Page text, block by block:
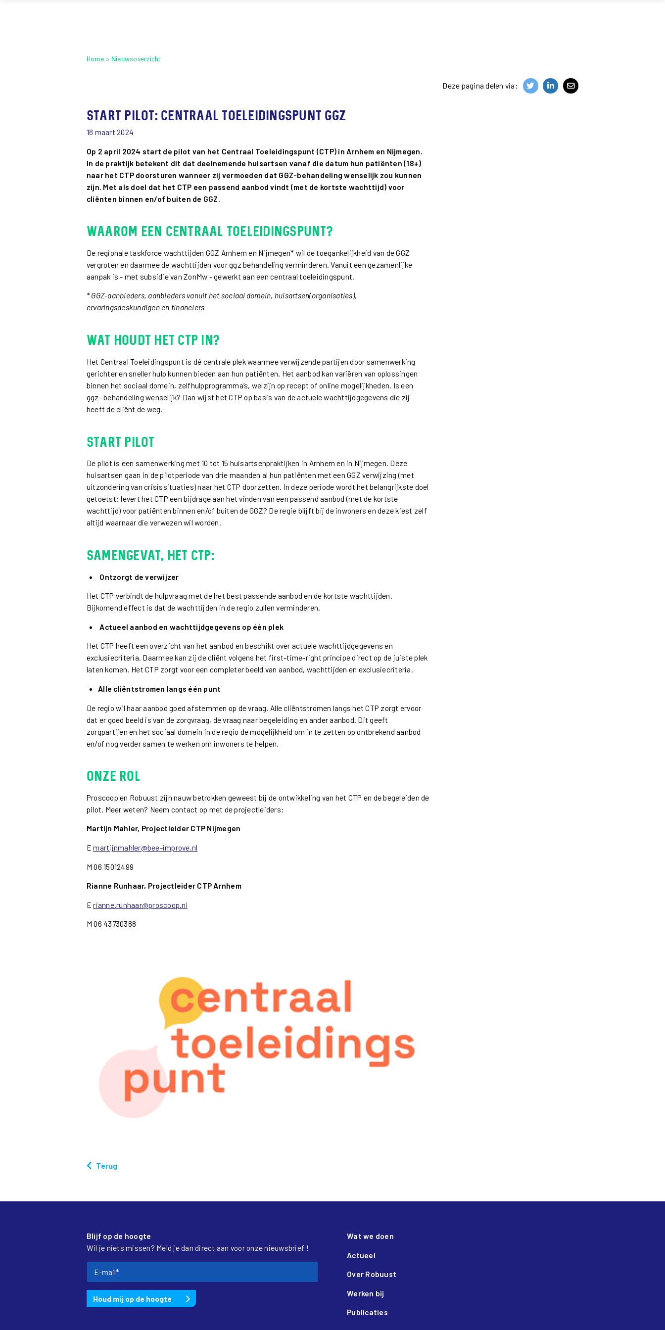
Home Nieuwsoverzicht
Deze pagina delen via:
Start pilot: Centraal Toeleidingspunt GGZ
18 maart 2024
Op 2 april 2024 start de pilot van het Centraal Toeleidingspunt (CTP) in Arnhem en Nijmegen.
In de praktijk betekent dit dat deelnemende huisartsen vanaf die datum hun patiënten (18+)
naar het CTP doorsturen wanneer zij vermoeden dat GGZ-behandeling wenselijk zou kunnen
zijn. Met als doel dat het CTP een passend aanbod vindt (met de kortste wachttijd) voor
cliënten binnen en/of buiten de GGZ.
Waarom een centraal toeleidingspunt?
De regionale taskforce wachttijden GGZ Arnhem en Nijmegen* wil de toegankelijkheid van de GGZ
vergroten en daarmee de wachttijden voor ggz behandeling verminderen. Vanuit een gezamenlijke
aanpak is - met subsidie van ZonMw - gewerkt aan een centraal toeleidingspunt.
* GGZ-aanbieders, aanbieders vanuit het sociaal domein, huisartsen(organisaties),
ervaringsdeskundigen en financiers
Wat houdt het CTP in?
Het Centraal Toeleidingspunt is dé centrale plek waarmee verwijzende partijen door samenwerking
gerichter en sneller hulp kunnen bieden aan hun patiënten. Het aanbod kan variëren van oplossingen
binnen het sociaal domein, zelfhulpprogramma’s, welzijn op recept of online mogelijkheden. Is een
ggz- behandeling wenselijk? Dan wijst het CTP op basis van de actuele wachttijdgegevens die zij
heeft de cliënt de weg.
Start Pilot
De pilot is een samenwerking met 10 tot 15 huisartsenpraktijken in Arnhem en in Nijmegen. Deze
huisartsen gaan in de pilotperiode van drie maanden al hun patiënten met een GGZ verwijzing (met
uitzondering van crisissituaties) naar het CTP doorzetten. In deze periode wordt het belangrijkste doel
getoetst: levert het CTP een bijdrage aan het vinden van een passend aanbod (met de kortste
wachttijd) voor patiënten binnen en/of buiten de GGZ? De regie blijft bij de inwoners en deze kiest zelf
altijd waarnaar die verwezen wil worden.
Samengevat, het CTP:
Ontzorgt de verwijzer
Het CTP verbindt de hulpvraag met de het best passende aanbod en de kortste wachttijden.
Bijkomend effect is dat de wachttijden in de regio zullen verminderen.
Actueel aanbod en wachttijdgegevens op één plek
Het CTP heeft een overzicht van het aanbod en beschikt over actuele wachttijdgegevens en
exclusiecriteria. Daarmee kan zij de cliënt volgens het first-time-right principe direct op de juiste plek
laten komen. Het CTP zorgt voor een completer beeld van aanbod, wachttijden en exclusiecriteria.
Alle cliëntstromen langs één punt
De regio wil haar aanbod goed afstemmen op de vraag. Alle cliëntstromen langs het CTP zorgt ervoor
dat er goed beeld is van de zorgvraag, de vraag naar begeleiding en ander aanbod. Dit geeft
zorgpartijen en het sociaal domein in de regio de mogelijkheid om in te zetten op ontbrekend aanbod
en/of nog verder samen te werken om inwoners te helpen.
Onze rol
Proscoop en Robuust zijn nauw betrokken geweest bij de ontwikkeling van het CTP en de begeleiden de
pilot. Meer weten? Neem contact op met de projectleiders:
Martijn Mahler, Projectleider CTP Nijmegen
Emartijnmahler@bee-improve.nl
M 06 15012499
Rianne Runhaar, Projectleider CTP Arnhem
Erianne.runhaar@proscoop.nl
M 06 43730388
Terug
Blijf op de hoogte
Wil je niets missen? Meld je dan direct aan voor onze nieuwsbrief !
Wat we doen
Actueel
Over Robuust
Werken bij
Publicaties